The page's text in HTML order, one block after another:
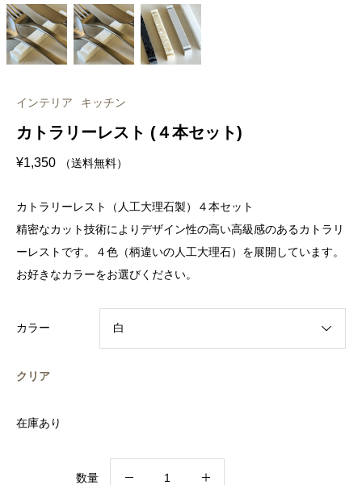
インテリア キッチン
カトラリーレスト (４本セット)
¥1,350 （送料無料）
カトラリーレスト（人工大理石製）４本セット
精密なカット技術によりデザイン性の高い高級感のあるカトラリ
ーレストです。４色（柄違いの人工大理石）を展開しています。
お好きなカラーをお選びください。
カラー
クリア
在庫あり
数量